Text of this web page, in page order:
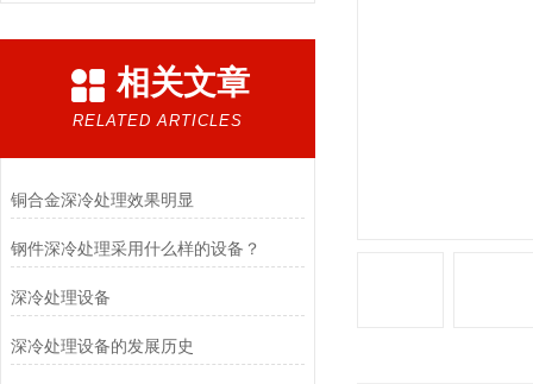
相关文章
RELATED ARTICLES
铜合金深冷处理效果明显
钢件深冷处理采用什么样的设备？
深冷处理设备
深冷处理设备的发展历史